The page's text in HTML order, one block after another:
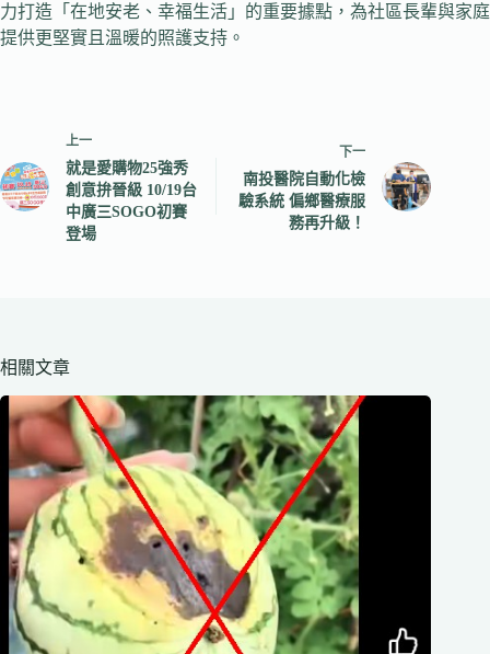
力打造「在地安老、幸福生活」的重要據點，為社區長輩與家庭
提供更堅實且溫暖的照護支持。
上一
就是愛購物25強秀
創意拚晉級 10/19台
中廣三SOGO初賽
登場
下一
南投醫院自動化檢
驗系統 偏鄉醫療服
務再升級！
相關文章